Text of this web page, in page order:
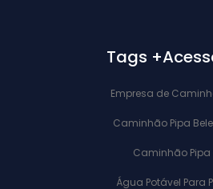
Tags
Empresa de
Caminhão Pipa
Caminhão Pipa
Água Potável Para